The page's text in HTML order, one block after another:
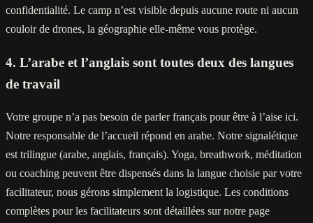
confidentialité. Le camp n’est visible depuis aucune route ni aucun
couloir de drones, la géographie elle-même vous protège.
4. L’arabe et l’anglais sont toutes deux des langues
de travail
Votre groupe n’a pas besoin de parler français pour être à l’aise ici.
Notre responsable de l’accueil répond en arabe. Notre signalétique
est trilingue (arabe, anglais, français). Yoga, breathwork, méditation
ou coaching peuvent être dispensés dans la langue choisie par votre
facilitateur, nous gérons simplement la logistique. Les conditions
complètes pour les facilitateurs sont détaillées sur notre page